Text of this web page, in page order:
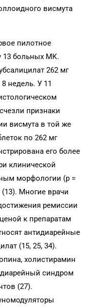
висмута
пилотное
13 больных МК.
262 мг
недель. У 11
признаки
висмута в той же
по 262 мг
его более
клинической
морфологии (р =
Многие врачи
ремиссии
к препаратам
антидиарейные
(15, 25, 34).
холистирамин
синдром
(27).